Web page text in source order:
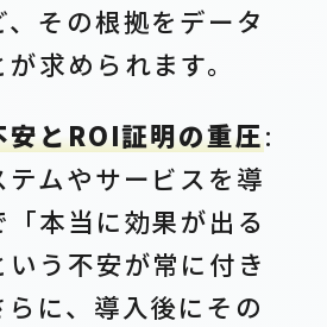
その根拠をデータ
求められます。
安とROI証明の重圧:
ムやサービスを導
本当に効果が出る
う不安が常に付き
らに、導入後にその